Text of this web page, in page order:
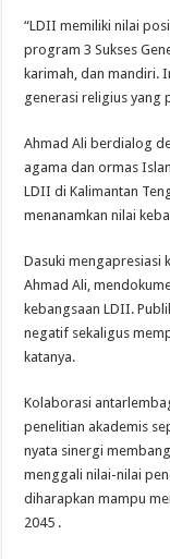
“LDII memiliki nilai
program 3 Sukses
karimah, dan mandiri.
generasi religius yang
Ahmad Ali berdialog
agama dan ormas
LDII di Kalimantan
menanamkan nilai
Dasuki mengapresiasi
Ahmad Ali,
kebangsaan LDII.
negatif sekaligus
katanya.
Kolaborasi
penelitian akademis
nyata sinergi
menggali nilai-nilai
diharapkan mampu
2045 .